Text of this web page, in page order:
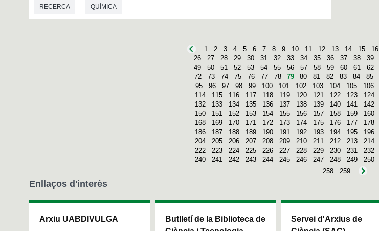
RECERCA QUÍMICA
1 2 3 4 5 6 7 8 9 10 11 12 13 14 15 16
26
27 28 29 30 31 32 33 34 35 36 37 38 39
49
50 51 52 53 54 55 56 57 58 59 60 61 62
72
73 74 75 76 77 78 79 80 81 82 83 84 85
95
96 97 98 99 100 101 102 103 104 105 106
114
115 116 117 118 119 120 121 122 123 124
132
133 134 135 136 137 138 139 140 141 142
150
151 152 153 154 155 156 157 158 159 160
168
169 170 171 172 173 174 175 176 177 178
186
187 188 189 190 191 192 193 194 195 196
204
205 206 207 208 209 210 211 212 213 214
222
223 224 225 226 227 228 229 230 231 232
240
241 242 243 244 245 246 247 248 249 250
258
259
Enllaços d'interès
Arxiu UABDIVULGA
Butlletí de la Biblioteca de
Servei d'Arxius de